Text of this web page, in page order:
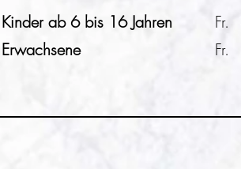
Kinder ab 6 bis 16 Jahren
Erwachsene
Fr.
Fr.